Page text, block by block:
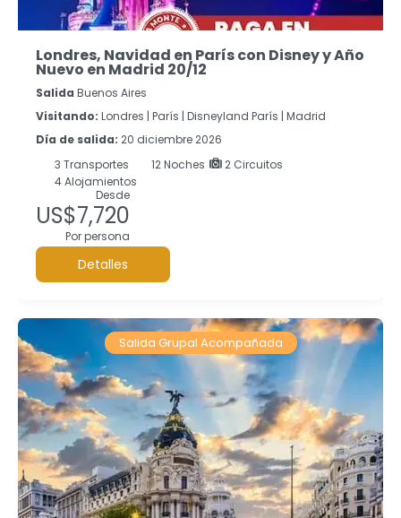
Londres, Navidad en París con Disney y Año
Nuevo en Madrid 20/12
Salida Buenos Aires
Visitando: Londres | París | Disneyland París | Madrid
Día de salida: 20 diciembre 2026
3 Transportes 12Noches
2 Circuitos
4 Alojamientos
Desde
US$7,720
Por persona
Detalles
Salida Grupal Acompañada